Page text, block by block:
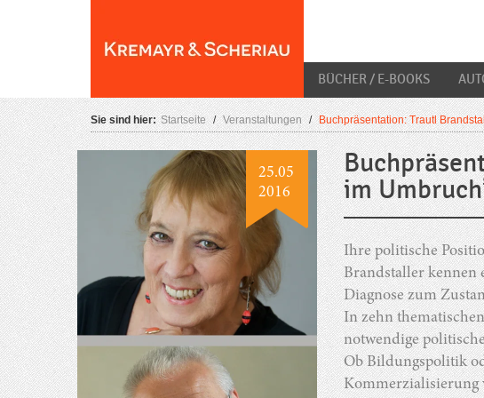
BÜCHER / E-BOOKS
Sie sind hier: Startseite / Veranstaltungen / Buchpräsentation: Trautl
25.05
2016
im
Ihre politische
Brandstaller kennen
Diagnose zum
In zehn
notwendige
Ob Bildungspolitik
Kommerzialisierung